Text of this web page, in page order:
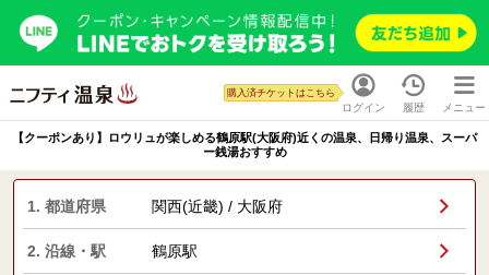
ログイン
購入済チケットはこちら
履歴 メニュー
【クーポンあり】ロウリュが楽しめる鶴原駅(大阪府)近くの温泉、日帰り温泉、スーパ
ー銭湯おすすめ
1. 都道府県 関西(近畿) / 大阪府
2. 沿線・駅 鶴原駅